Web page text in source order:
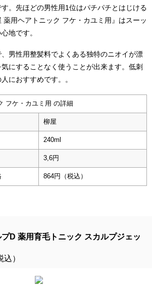
。先ほどの男性用1位はパチパチとはじける
薬用ヘアトニック フケ・カユミ用』はスーッ
地です。
男性用整髪料でよくある独特のニオイが漂
にすることなく使うことが出来ます。低刺
におすすめです。。
フケ・カユミ用 の詳細
柳屋
240ml
3,6円
864円（税込）
プD 薬用育毛トニック スカルプジェッ
）